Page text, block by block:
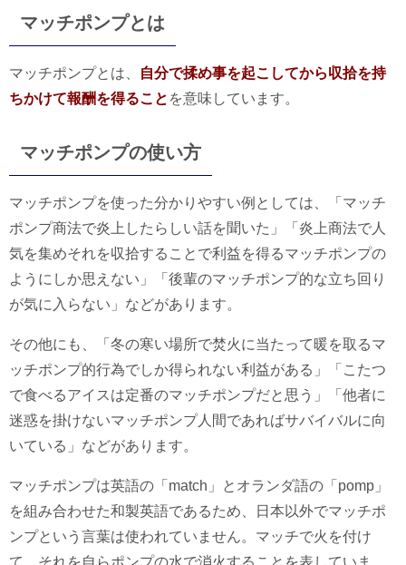
マッチポンプとは
マッチポンプとは、
自分で揉め事を起こしてから収拾を持
ちかけて報酬を得ること を意味しています。
マッチポンプの使い方
マッチポンプを使った分かりやすい例としては、「マッチ
ポンプ商法で炎上したらしい話を聞いた」「炎上商法で人
気を集めそれを収拾することで利益を得るマッチポンプの
ようにしか思えない」「後輩のマッチポンプ的な立ち回り
が気に入らない」などがあります。
その他にも、「冬の寒い場所で焚火に当たって暖を取るマ
ッチポンプ的行為でしか得られない利益がある」「こたつ
で食べるアイスは定番のマッチポンプだと思う」「他者に
迷惑を掛けないマッチポンプ人間であればサバイバルに向
いている」などがあります。
マッチポンプは英語の「match」とオランダ語の「pomp」
を組み合わせた和製英語であるため、日本以外でマッチポ
ンプという言葉は使われていません。マッチで火を付け
て、それを自らポンプの水で消火することを表していま